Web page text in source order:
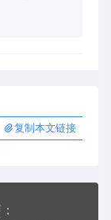
复制本文链接